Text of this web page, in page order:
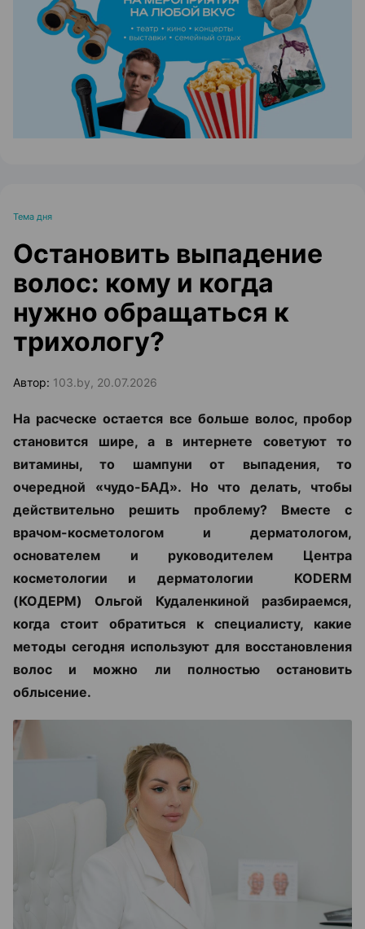
ЭФФЕКТИВНАЯ РЕКЛАМА НА САЙТЕ
Тема дня
Остановить выпадение
волос: кому и когда
нужно обращаться к
трихологу?
Автор: 103.by, 20.07.2026
На расческе остается все больше волос, пробор
становится шире, а в интернете советуют то
витамины, то шампуни от выпадения, то
очередной «чудо-БАД». Но что делать, чтобы
действительно решить проблему? Вместе с
врачом-косметологом и дерматологом,
основателем и руководителем Центра
косметологии и дерматологии KODERM
(КОДЕРМ) Ольгой Кудаленкиной разбираемся,
когда стоит обратиться к специалисту, какие
методы сегодня используют для восстановления
волос и можно ли полностью остановить
облысение.